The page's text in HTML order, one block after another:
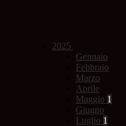
2025
Gennaio
Febbraio
Marzo
Aprile
Maggio 1
Giugno
Luglio 1